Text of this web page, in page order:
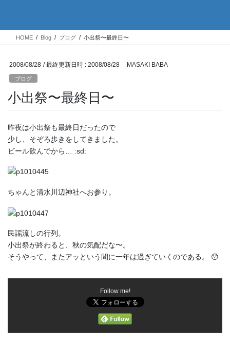
HOME Blog ブログ 小出祭〜最終日〜
2008/08/28 / 最終更新日時 : 2008/08/28 MASAKI BABA
ブログ
小出祭〜最終日〜
昨夜は小出祭も最終日だったので
少し、そぞろ歩きをしてきました。
ビール飲んでから… :sd:
ちゃんと清水川辺神社へお参り。
民謡流しの行列。
小出祭が終わると、秋の気配だな〜。
そうやって、またアッという間に一年は過ぎていくのである。 😯
Follow me!